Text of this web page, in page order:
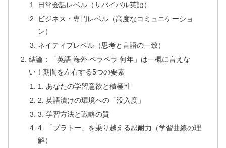
日常会話レベル（サバイバル英語）
ビジネス・専門レベル（高度なコミュニケーショ
ン）
ネイティブレベル（思考と言語の一致）
結論：「英語 海外 ペラペラ 何年」は一概に言えな
い！期間を左右する5つの要素
1. あなたの学習意欲と積極性
2. 英語漬けの環境への「没入度」
3. 学習方法と戦略の質
4. 「プラトー」を乗り越える忍耐力（学習曲線の理
解）